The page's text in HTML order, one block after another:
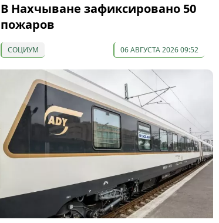
В Нахчыване зафиксировано 50
пожаров
СОЦИУМ 06 АВГУСТА 2026 09:52